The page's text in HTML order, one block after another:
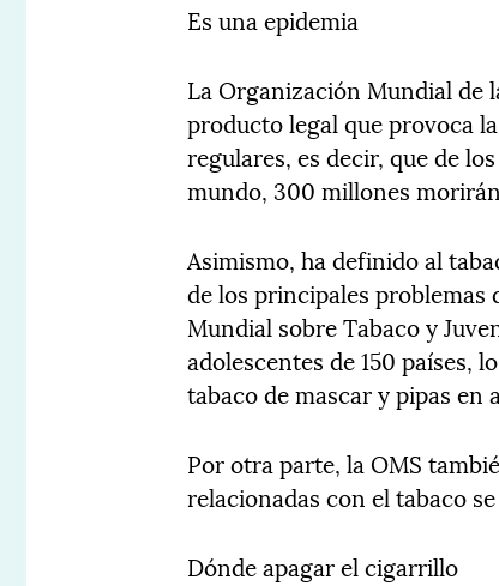
Es una epidemia
La Organización Mundial de
producto legal que provoca
regulares, es decir, que de
mundo, 300 millones
Asimismo, ha definido al
de los principales problemas
Mundial sobre Tabaco y
adolescentes de 150 países,
tabaco de mascar y pipas en
Por otra parte, la OMS
relacionadas con el tabaco
Dónde apagar el cigarrillo